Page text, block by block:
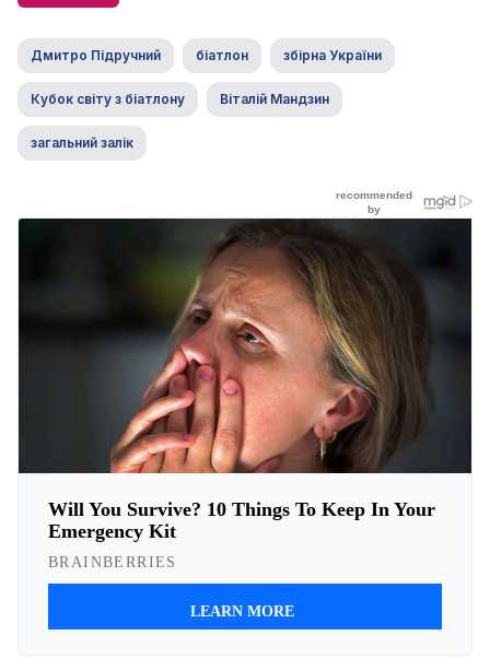
Дмитро Підручний біатлон збірна України
Кубок світу з біатлону Віталій Мандзин
загальний залік